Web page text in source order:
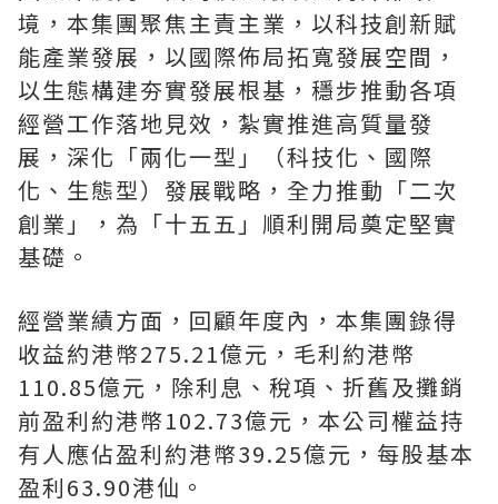
境，本集團聚焦主責主業，以科技創新賦
能產業發展，以國際佈局拓寬發展空間，
以生態構建夯實發展根基，穩步推動各項
經營工作落地見效，紮實推進高質量發
展，深化「兩化一型」（科技化、國際
化、生態型）發展戰略，全力推動「二次
創業」，為「十五五」順利開局奠定堅實
基礎。
經營業績方面，回顧年度內，本集團錄得
收益約港幣275.21億元，毛利約港幣
110.85億元，除利息、稅項、折舊及攤銷
前盈利約港幣102.73億元，本公司權益持
有人應佔盈利約港幣39.25億元，每股基本
盈利63.90港仙。